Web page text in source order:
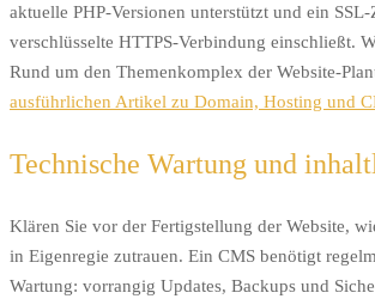
aktuelle PHP-Versionen unterstützt und ein
verschlüsselte HTTPS-Verbindung einschließt.
Rund um den Themenkomplex der Website-
ausführlichen Artikel zu Domain, Hosting und
Technische Wartung und
Klären Sie vor der Fertigstellung der Website,
in Eigenregie zutrauen. Ein CMS benötigt
Wartung: vorrangig Updates, Backups und